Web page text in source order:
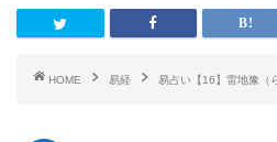
HOME 易経 易占い【16】雷地豫（